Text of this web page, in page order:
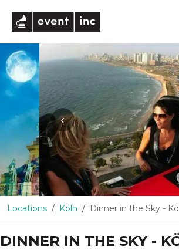
‹
Locations Köln Dinner in the Sky -
DINNER IN THE SKY -